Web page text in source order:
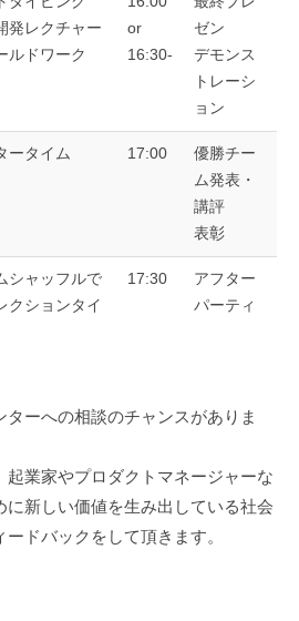
発レクチャー
ルドワーク
or
16:30-
ゼン
デモンス
トレーシ
ョン
ータイム 17:00
優勝チー
ム発表・
講評
表彰
シャッフルで
クションタイ
17:30
アフター
パーティ
ーへの相談のチャンスがありま
起業家やプロダクトマネージャーな
に新しい価値を生み出している社会
ドバックをして頂きます。